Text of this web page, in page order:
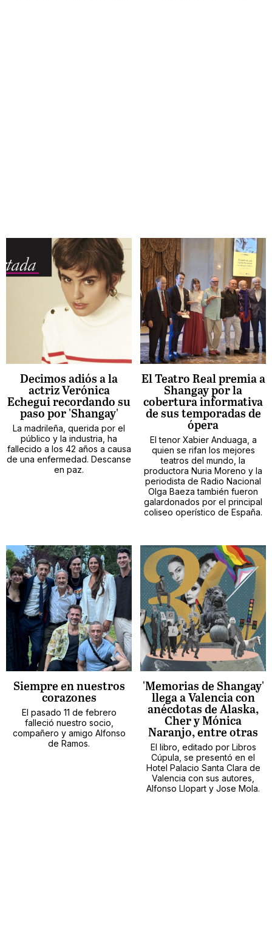
Decimos adiós a la
actriz Verónica
Echegui recordando su
paso por 'Shangay'
La madrileña, querida por el
público y la industria, ha
fallecido a los 42 años a causa
de una enfermedad. Descanse
en paz.
El Teatro Real premia a
Shangay por la
cobertura informativa
de sus temporadas de
ópera
El tenor Xabier Anduaga, a
quien se rifan los mejores
teatros del mundo, la
productora Nuria Moreno y la
periodista de Radio Nacional
Olga Baeza también fueron
galardonados por el principal
coliseo operístico de España.
Siempre en nuestros
corazones
El pasado 11 de febrero
falleció nuestro socio,
compañero y amigo Alfonso
de Ramos.
'Memorias de Shangay'
llega a Valencia con
anécdotas de Alaska,
Cher y Mónica
Naranjo, entre otras
El libro, editado por Libros
Cúpula, se presentó en el
Hotel Palacio Santa Clara de
Valencia con sus autores,
Alfonso Llopart y Jose Mola.